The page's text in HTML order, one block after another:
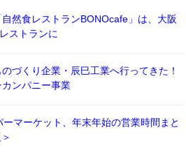
然食レストランBONOcafe」は、大阪
ストランに
づくり企業・辰巳工業へ行ってきた！
ンパニー事業
マーケット、年末年始の営業時間まと